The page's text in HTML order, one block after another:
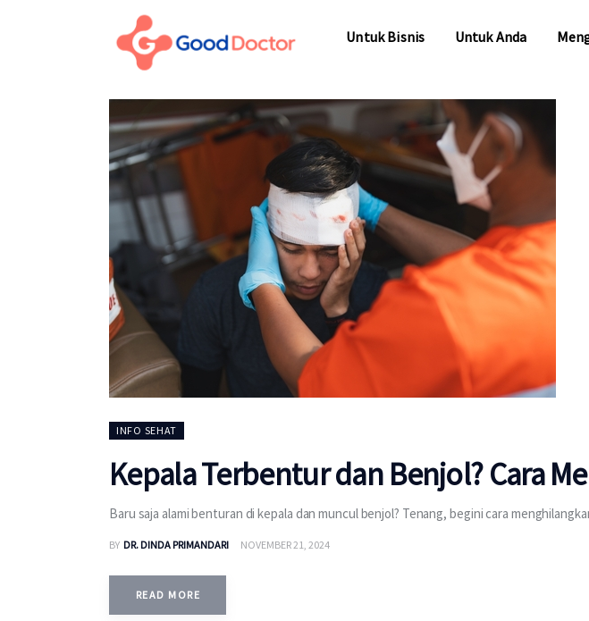
Untuk Bisnis Untuk Anda
Untuk Bisnis Untuk Anda
INFO SEHAT
Kepala Terbentur dan Benjol? Cara
Baru saja alami benturan di kepala dan muncul benjol? Tenang, begini cara
BY DR. DINDA PRIMANDARI NOVEMBER 21, 2024
READ MORE